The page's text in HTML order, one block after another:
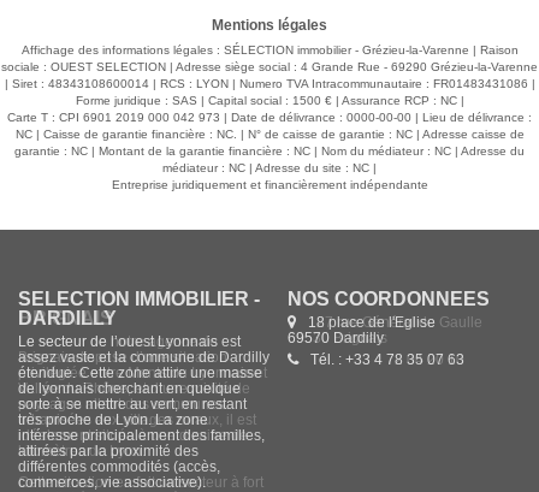
Mentions légales
Affichage des informations légales : SÉLECTION immobilier - Grézieu-la-Varenne | Raison
sociale : OUEST SELECTION | Adresse siège social : 4 Grande Rue - 69290 Grézieu-la-Varenne
| Siret : 48343108600014 | RCS : LYON | Numero TVA Intracommunautaire : FR01483431086 |
Forme juridique : SAS | Capital social : 1500 € | Assurance RCP : NC |
Carte T : CPI 6901 2019 000 042 973 | Date de délivrance : 0000-00-00 | Lieu de délivrance :
NC | Caisse de garantie financière : NC. | N° de caisse de garantie : NC | Adresse caisse de
garantie : NC | Montant de la garantie financière : NC | Nom du médiateur : NC | Adresse du
médiateur : NC | Adresse du site : NC |
Entreprise juridiquement et financièrement indépendante
SÉLECTION IMMOBILIER -
DARDILLY
Le secteur de l’ouest Lyonnais est
assez vaste et la commune de Dardilly
étendue. Cette zone attire une masse
de lyonnais cherchant en quelque
sorte à se mettre au vert, en restant
très proche de Lyon. La zone
intéresse principalement des familles,
attirées par la proximité des
différentes commodités (accès,
commerces, vie associative).
NOS COORDONNÉES
18 place de l'Eglise
69570 Dardilly
Tél. : +33 4 78 35 07 63